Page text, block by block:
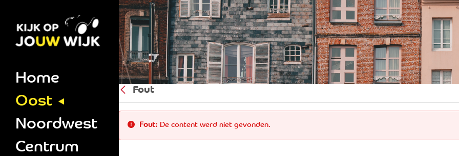
Home
Oost
Noordwest
Centrum
Oost detail - KijkOpJouWijk
Fout
Fout: De content werd niet gevonden.